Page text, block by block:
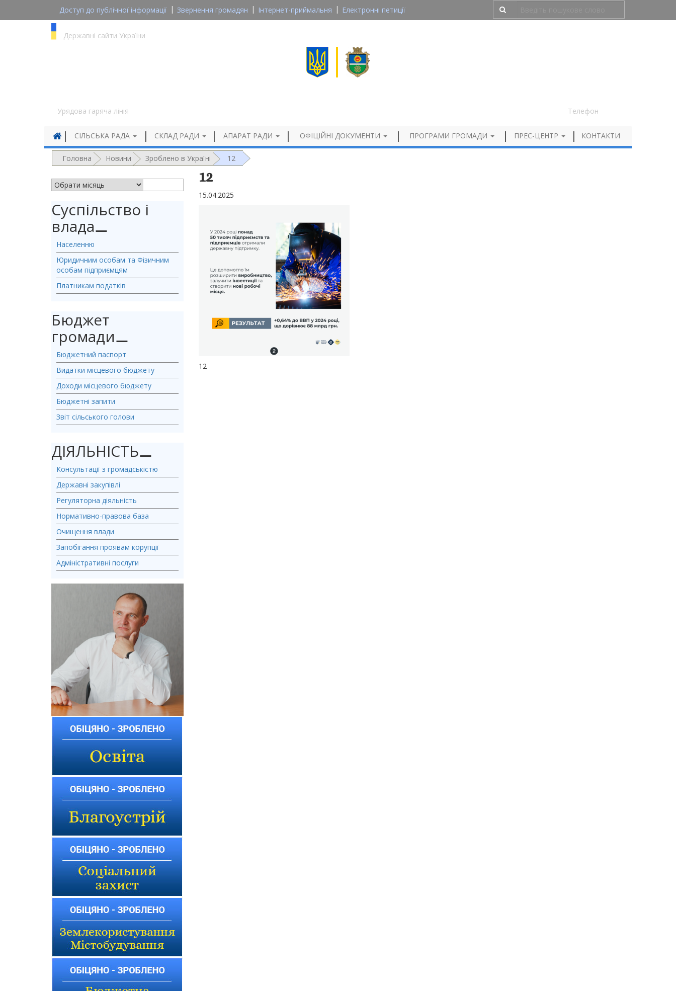
Доступ до публічної інформації Звернення громадян Інтернет-приймальня
Електронні петиції
Державні сайти України
Урядова гаряча лінія Телефон
СІЛЬСЬКА РАДА СКЛАД РАДИ АПАРАТ РАДИ ОФІЦІЙНІ ДОКУМЕНТИ ПРОГРАМИ ГРОМАДИ ПРЕС-ЦЕНТР КОНТАКТИ
Головна Новини Зроблено в Україні 12
АРХІВ НОВИН
Суспільство і
влада⚊
Населенню
Юридичним особам та Фізичним
особам підприємцям
Платникам податків
Бюджет
громади⚊
Бюджетний паспорт
Видатки місцевого бюджету
Доходи місцевого бюджету
Бюджетні запити
Звіт сільського голови
ДІЯЛЬНІСТЬ⚊
Консультації з громадськістю
Державні закупівлі
Регуляторна діяльність
Нормативно-правова база
Очищення влади
Запобігання проявам корупції
Адміністративні послуги
12
15.04.2025
12